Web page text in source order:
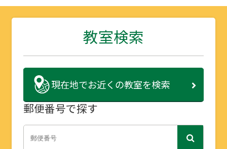
教室検索
現在地でお近くの教室を検索
郵便番号で探す